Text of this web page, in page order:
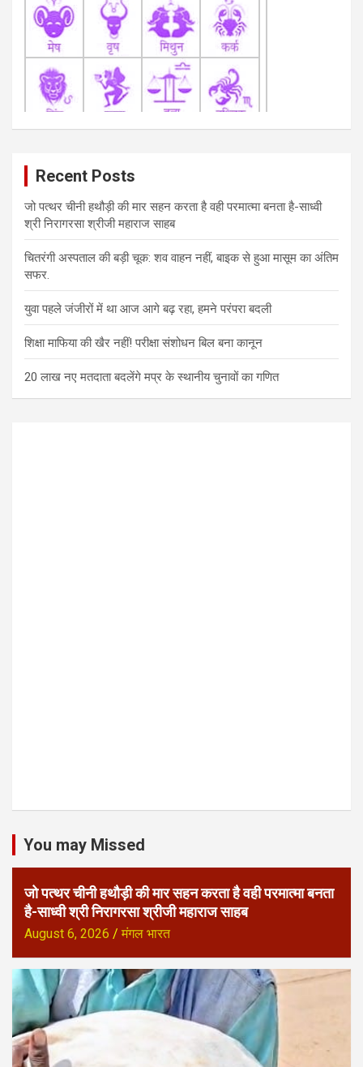
Recent Posts
जो पत्थर चीनी हथौड़ी की मार सहन करता है वही परमात्मा बनता है-साध्वी
श्री निरागरसा श्रीजी महाराज साहब
चितरंगी अस्पताल की बड़ी चूक: शव वाहन नहीं, बाइक से हुआ मासूम का अंतिम
सफर.
युवा पहले जंजीरों में था आज आगे बढ़ रहा, हमने परंपरा बदली
शिक्षा माफिया की खैर नहीं! परीक्षा संशोधन बिल बना कानून
20 लाख नए मतदाता बदलेंगे मप्र के स्थानीय चुनावों का गणित
You may Missed
जो पत्थर चीनी हथौड़ी की मार सहन करता है वही परमात्मा बनता
है-साध्वी श्री निरागरसा श्रीजी महाराज साहब
August 6, 2026 मंगल भारत